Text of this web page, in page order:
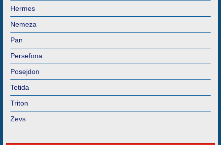
Hermes
Nemeza
Pan
Persefona
Posejdon
Tetida
Triton
Zevs